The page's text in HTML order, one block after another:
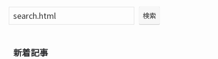
検索
新着記事